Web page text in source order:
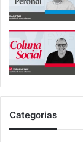
Categorias